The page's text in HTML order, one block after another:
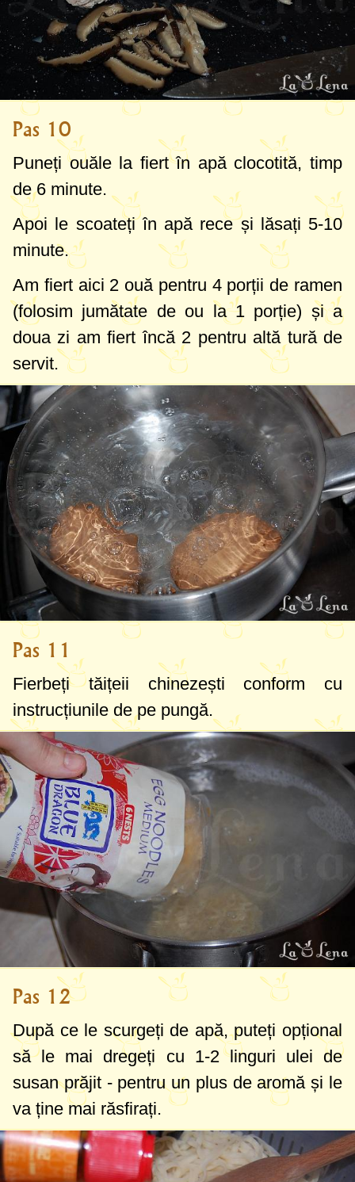
Pas 10
Puneți ouăle la fiert în apă clocotită, timp
de 6 minute.
Apoi le scoateți în apă rece și lăsați 5-10
minute.
Am fiert aici 2 ouă pentru 4 porții de ramen
(folosim jumătate de ou la 1 porție) și a
doua zi am fiert încă 2 pentru altă tură de
servit.
Pas 11
Fierbeți tăițeii chinezești conform cu
instrucțiunile de pe pungă.
Pas 12
După ce le scurgeți de apă, puteți opțional
să le mai dregeți cu 1-2 linguri ulei de
susan prăjit - pentru un plus de aromă și le
va ține mai răsfirați.